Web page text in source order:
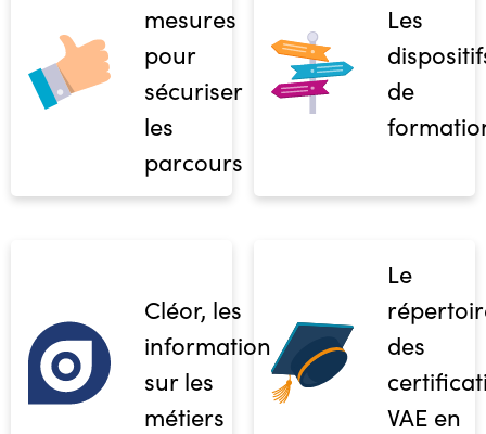
mesures
pour
sécuriser
les
parcours
Les
de
Cléor, les
informations
sur les
métiers
Le
des
VAE en